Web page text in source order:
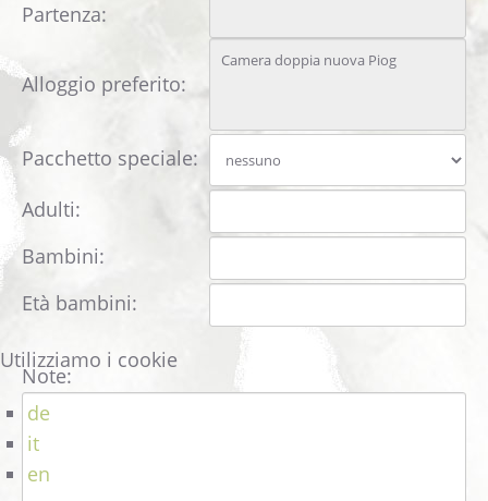
Partenza:
Alloggio preferito:
Pacchetto speciale:
Adulti:
Bambini:
Età bambini:
Note:
Utilizziamo i cookie
de
it
en